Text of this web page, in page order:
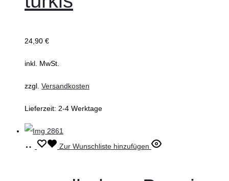
Die
der
werden
24,90 €
inkl. MwSt.
zzgl. Versandkosten
Lieferzeit: 2-4 Werktage
Ausführung
Dieses Zur Wunschliste hinzufügen